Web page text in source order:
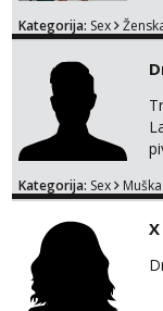
Kategorija: Sex
Kategorija: Sex
X